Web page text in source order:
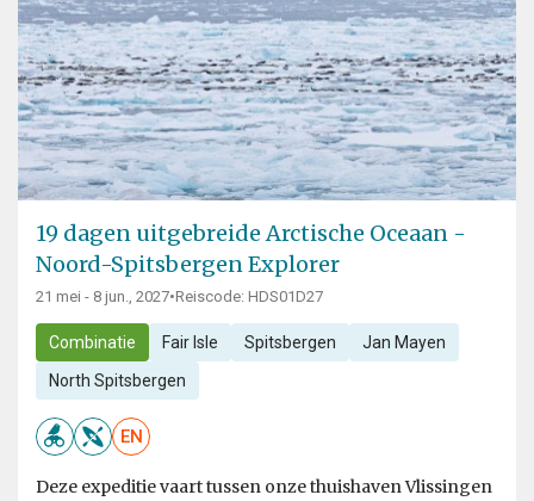
19 dagen uitgebreide Arctische Oceaan -
Noord-Spitsbergen Explorer
21 mei - 8 jun., 2027•Reiscode: HDS01D27
Combinatie Fair Isle Spitsbergen Jan Mayen
North Spitsbergen
EN
Deze expeditie vaart tussen onze thuishaven Vlissingen